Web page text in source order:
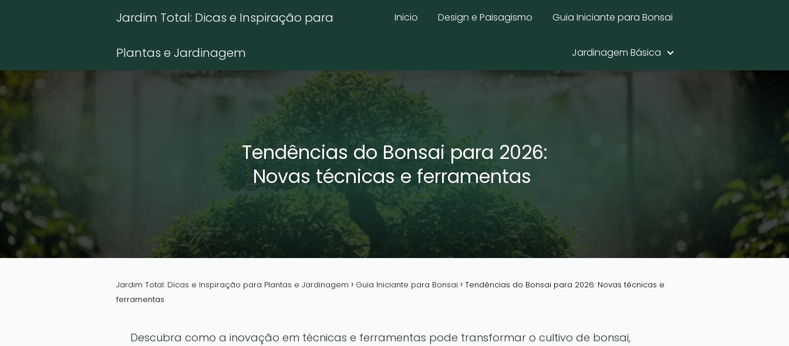
Jardim Total: Dicas e Inspiração para
Plantas e Jardinagem
Inicio Design e Paisagismo Guia Iniciante para Bonsai
Jardinagem Básica
Tendências do Bonsai para 2026:
Novas técnicas e ferramentas
Jardim Total: Dicas e Inspiração para Plantas e Jardinagem Guia Iniciante para Bonsai
Tendências do Bonsai para 2026: Novas técnicas e
ferramentas
Descubra como a inovação em técnicas e ferramentas pode transformar o cultivo de bonsai,